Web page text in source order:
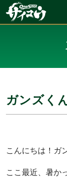
ガンズく
こんにちは！ガ
ここ最近、暑か